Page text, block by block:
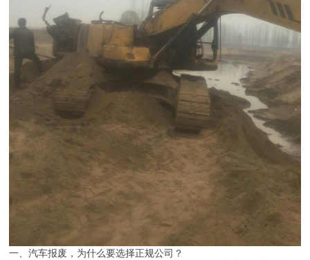
一、汽车报废，为什么要选择正规公司？